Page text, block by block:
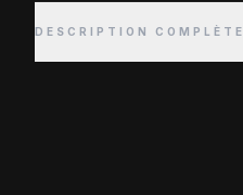
DESCRIPTION COMPLÈTE